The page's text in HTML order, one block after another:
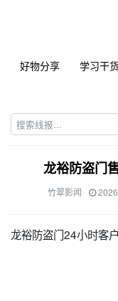
好物分享 学习干
龙裕防盗门
竹翠影闻
龙裕防盗门24小时客